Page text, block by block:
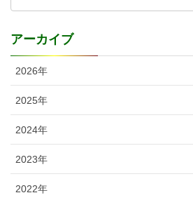
アーカイブ
2026年
2025年
2024年
2023年
2022年